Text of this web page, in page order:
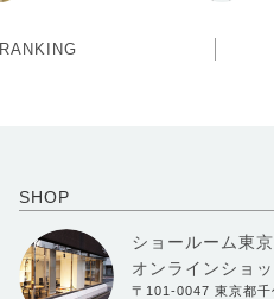
RANKING
SHOP
ショールーム東京
オンラインショ
〒101-0047 東京都